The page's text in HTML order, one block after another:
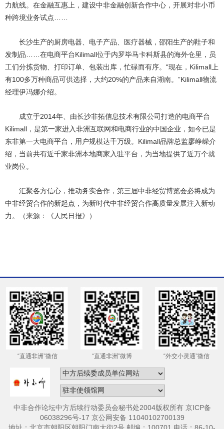
力航线。在金融互惠上，建设中非金融创新合作中心，开展对非小币
种跨境业务试点……
长沙生产的厨房电器、电子产品、医疗器械，邵阳生产的鞋子和
发制品……在电商平台Kilimall位于内罗毕马卡科斯县的海外仓里，员
工们分拣货物、打印订单、包装出库，忙碌而有序。“现在，Kilimall上
有100多万种商品可供选择，大约20%的产品来自湖南。”Kilimall物流
经理伊冯娜介绍。
成立于2014年、由长沙非拓信息技术有限公司打造的电商平台
Kilimall，是第一家进入非洲互联网和电商行业的中国企业，如今已是
东非第一大电商平台，用户规模达千万级。Kilimall品牌总监廖峥嵘介
绍，当前共有近千家非洲本地商家入驻平台，为当地提供了近万个就
业岗位。
汇聚各方信心，推动务实合作，第三届中非经贸博览会必将成为
中非经贸合作的新起点，为新时代中非经贸合作高质量发展注入新动
力。（来源：《人民日报》）
“直通非洲”微信 “直通非洲”微博 “外交小灵通”微信
中非合作论坛中方后续行动委员会秘书处2004版权所有 京ICP备
06038296号-17 京公网安备 11040102700139